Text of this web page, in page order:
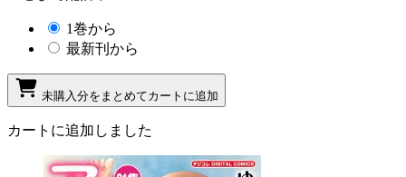
1巻から
最新刊から
未購入分をまとめてカートに追加
カートに追加しました